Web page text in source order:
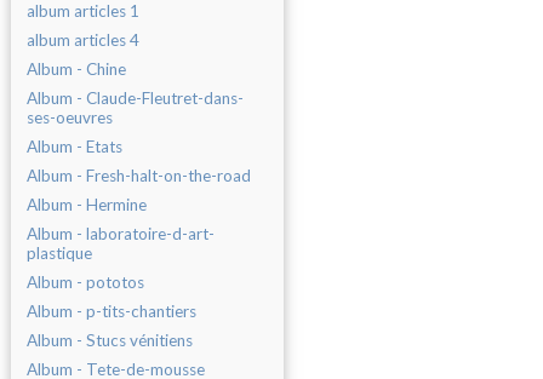
album articles 1
album articles 4
Album - Chine
Album - Claude-Fleutret-dans-
ses-oeuvres
Album - Etats
Album - Fresh-halt-on-the-road
Album - Hermine
Album - laboratoire-d-art-
plastique
Album - pototos
Album - p-tits-chantiers
Album - Stucs vénitiens
Album - Tete-de-mousse